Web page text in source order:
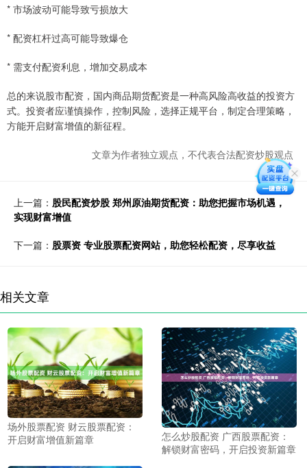
* 市场波动可能导致亏损放大
* 配资杠杆过高可能导致爆仓
* 需支付配资利息，增加交易成本
总的来说股市配资，国内商品期货配资是一种高风险高收益的投资方
式。投资者应谨慎操作，控制风险，选择正规平台，制定合理策略，
方能开启财富增值的新征程。
文章为作者独立观点，不代表合法配资炒股观点
上一篇： 股民配资炒股 郑州原油期货配资：助您把握市场机遇，
实现财富增值
下一篇： 股票资 专业股票配资网站，助您轻松配资，尽享收益
相关文章
场外股票配资 财云股票配资：
开启财富增值新篇章
怎么炒股配资 广西股票配资：
解锁财富密码，开启投资新篇章